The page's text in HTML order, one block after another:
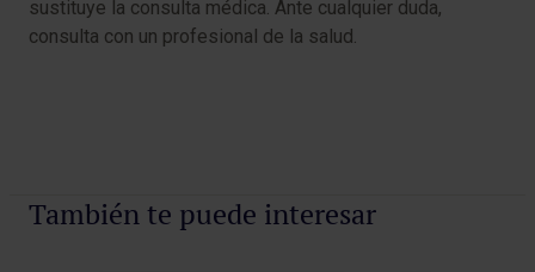
sustituye la consulta médica. Ante cualquier duda,
consulta con un profesional de la salud.
También te puede interesar